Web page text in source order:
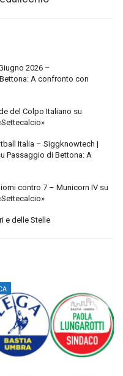
2026 –
A confronto con
del Colpo Italiano su
Italia – Siggknowtech |
Passaggio di Bettona: A
contro 7 – Municorn IV su
e delle Stelle